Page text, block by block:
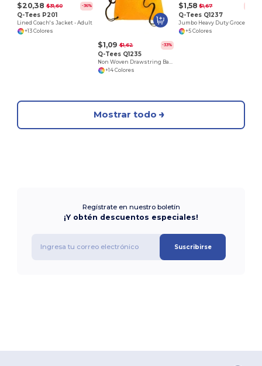
$20,38 $31,60 -36%
Q-Tees P201
Lined Coach's Jacket - Adult
+13 Colores
$1,09 $1,62 -33%
Q-Tees Q1235
+14 Colores
$1,58 $1,67
Q-Tees Q1237
+5 Colores
Mostrar todo
Regístrate en nuestro boletín
¡Y obtén descuentos especiales!
Suscribirse